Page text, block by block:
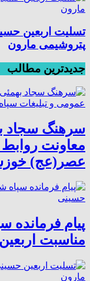
تسلیت اربعین
پتروشیمی مارون
جدیدترین مطالب
سرهنگ سجاد
معاونت
عصر(عج)
پیام فرمانده
مناسبت